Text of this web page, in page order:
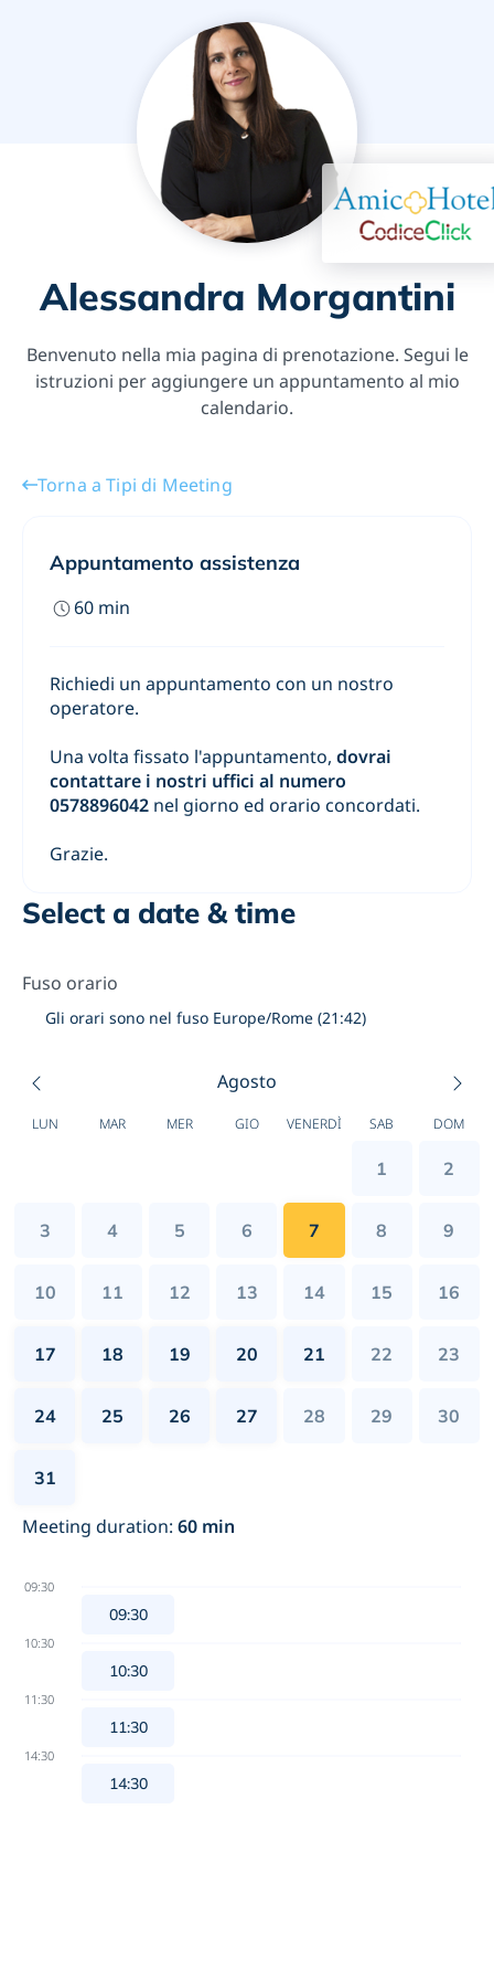
Alessandra Morgantini
Benvenuto nella mia pagina di prenotazione. Segui le
istruzioni per aggiungere un appuntamento al mio
calendario.
Torna a Tipi di Meeting
Appuntamento assistenza
60 min
Richiedi un appuntamento con un nostro
operatore.
Una volta fissato l'appuntamento, dovrai
contattare i nostri uffici al numero
0578896042 nel giorno ed orario concordati.
Grazie.
Select a date & time
Fuso orario
Gli orari sono nel fuso Europe/Rome (21:42)
Meeting duration: 60 min
09:30
09:30
10:30
10:30
11:30
11:30
14:30
14:30
Agosto
LUN MAR MER GIO VENERDÌ SAB DOM
1 2
3 4 5 6 7 8 9
10 11 12 13 14 15 16
17 18 19 20 21 22 23
24 25 26 27 28 29 30
31